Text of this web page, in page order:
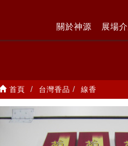
關於神源 展場
首頁 台灣香品 線香